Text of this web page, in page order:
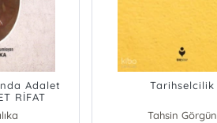
Adalet
RİFAT
Tarihselcilik
Tahsin Görgün